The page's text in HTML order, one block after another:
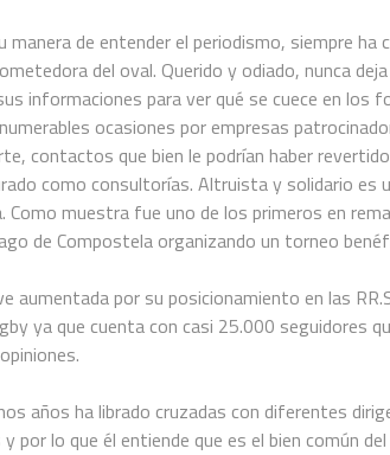
manera de entender el periodismo, siempre
del oval. Querido y odiado, nunca
informaciones para ver qué se cuece en los
ocasiones por empresas
contactos que bien le podrían haber
como consultorías. Altruista y solidario es
Como muestra fue uno de los primeros en
de Compostela organizando un torneo
aumentada por su posicionamiento en las
ya que cuenta con casi 25.000 seguidores
años ha librado cruzadas con diferentes
por lo que él entiende que es el bien común